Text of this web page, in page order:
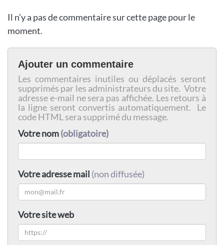
Il n'y a pas de commentaire sur cette page pour le
moment.
Ajouter un commentaire
Les commentaires inutiles ou déplacés seront
supprimés par les administrateurs du site. Votre
adresse e-mail ne sera pas affichée. Les retours à
la ligne seront convertis automatiquement. Le
code HTML sera supprimé du message.
Votre nom(obligatoire)
Votre adresse mail (non diffusée)
Votre site web